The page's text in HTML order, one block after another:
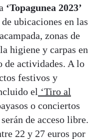
‘Topagunea 2023’
ubicaciones en las
zonas de
higiene y carpas en
de actividades. A lo
festivos y
el ‘Tiro al
o conciertos
de acceso libre.
22 y 27 euros por